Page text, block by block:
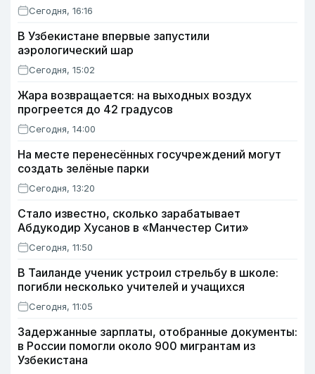
Сегодня, 16:16
В Узбекистане впервые запустили
аэрологический шар
Сегодня, 15:02
Жара возвращается: на выходных воздух
прогреется до 42 градусов
Сегодня, 14:00
На месте перенесённых госучреждений могут
создать зелёные парки
Сегодня, 13:20
Стало известно, сколько зарабатывает
Абдукодир Хусанов в «Манчестер Сити»
Сегодня, 11:50
В Таиланде ученик устроил стрельбу в школе:
погибли несколько учителей и учащихся
Сегодня, 11:05
Задержанные зарплаты, отобранные документы:
в России помогли около 900 мигрантам из
Узбекистана